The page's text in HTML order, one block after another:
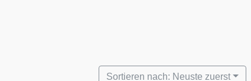
Sortieren nach: Neuste zuerst